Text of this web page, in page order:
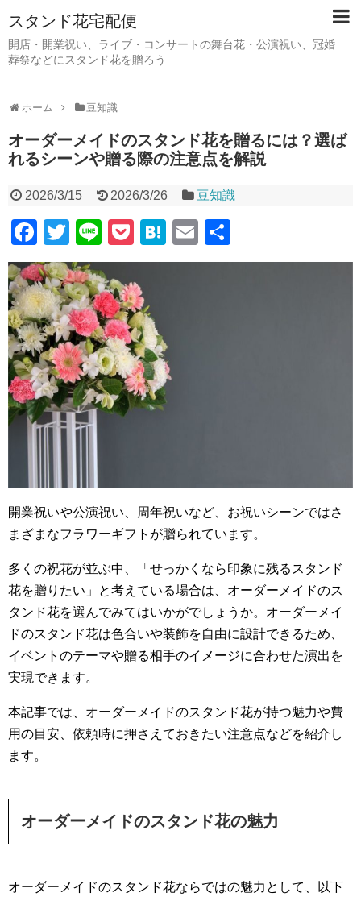
スタンド花宅配便
開店・開業祝い、ライブ・コンサートの舞台花・公演祝い、冠婚
葬祭などにスタンド花を贈ろう
ホーム 豆知識
オーダーメイドのスタンド花を贈るには？選ば
れるシーンや贈る際の注意点を解説
2026/3/15 2026/3/26 豆知識
F
a
c
e
b
o
o
k
T
wi
tt
er
Li
n
e
P
o
ck
et
H
at
E
m 有
開業祝いや公演祝い、周年祝いなど、お祝いシーンではさ
まざまなフラワーギフトが贈られています。
多くの祝花が並ぶ中、「せっかくなら印象に残るスタンド
花を贈りたい」と考えている場合は、オーダーメイドのス
タンド花を選んでみてはいかがでしょうか。オーダーメイ
ドのスタンド花は色合いや装飾を自由に設計できるため、
イベントのテーマや贈る相手のイメージに合わせた演出を
実現できます。
本記事では、オーダーメイドのスタンド花が持つ魅力や費
用の目安、依頼時に押さえておきたい注意点などを紹介し
ます。
オーダーメイドのスタンド花の魅力
オーダーメイドのスタンド花ならではの魅力として、以下